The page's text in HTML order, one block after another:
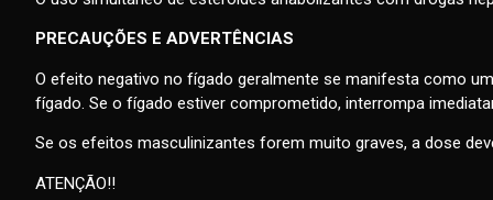
PRECAUÇÕES E ADVERTÊNCIAS
O efeito negativo no fígado geralmente se manifesta como
fígado. Se o fígado estiver comprometido, interrompa
Se os efeitos masculinizantes forem muito graves, a dose
ATENÇÃO!!